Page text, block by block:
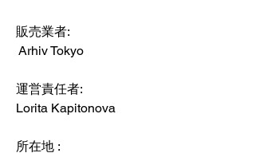
販売業者:
Arhiv Tokyo
運営責任者:
Lorita Kapitonova
​所在地 :